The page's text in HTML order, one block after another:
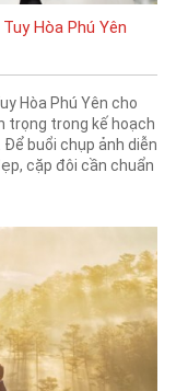
Hòa Phú Yên
Hòa Phú Yên cho
trọng trong kế hoạch
buổi chụp ảnh diễn
cặp đôi cần chuẩn